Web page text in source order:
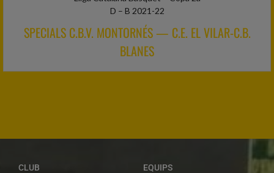
D – B 2021-22
SPECIALS C.B.V. MONTORNÉS — C.E. EL VILAR-C.B.
BLANES
CLUB EQUIPS